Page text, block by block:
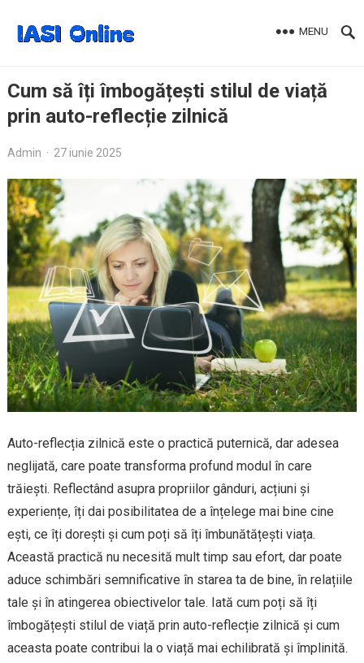
MENU
Cum să îți îmbogățești stilul de viață
prin auto-reflecție zilnică
Admin · 27 iunie 2025
Auto-reflecția zilnică este o practică puternică, dar adesea
neglijată, care poate transforma profund modul în care
trăiești. Reflectând asupra propriilor gânduri, acțiuni și
experiențe, îți dai posibilitatea de a înțelege mai bine cine
ești, ce îți dorești și cum poți să îți îmbunătățești viața.
Această practică nu necesită mult timp sau efort, dar poate
aduce schimbări semnificative în starea ta de bine, în relațiile
tale și în atingerea obiectivelor tale. Iată cum poți să îți
îmbogățești stilul de viață prin auto-reflecție zilnică și cum
aceasta poate contribui la o viață mai echilibrată și împlinită.